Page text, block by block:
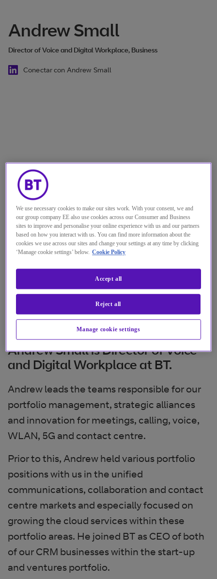
Andrew Small
Director of Voice and Digital Workplace, Business
Conectar con Andrew Small
Andrew Small is Director of Voice
and Digital Workplace at BT.
Andrew leads the teams responsible for our
portfolio management, strategic alliances
and innovation for meetings, calling, voice,
WLAN, 5G and contact centre.
Prior to this, Andrew held various portfolio
positions with us in the unified
communications, collaboration and contact
centre markets and especially focused on
growing the cloud services within these
portfolio areas. He joined BT as CEO of both
of our CRM businesses within the start-up
and ventures portfolio.
We use necessary cookies to make our sites work. With your consent, we and
our group company EE also use cookies across our Consumer and Business
sites to improve and personalise your online experience with us and our partners
based on how you interact with us. You can find more information about the
cookies we use across our sites and change your settings at any time by clicking
‘Manage cookie settings’ below. Cookie Policy
Manage cookie settings
Reject all
Accept all